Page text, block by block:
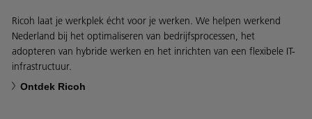
Ricoh laat je werkplek écht voor je werken. We helpen werkend
Nederland bij het optimaliseren van bedrijfsprocessen, het
adopteren van hybride werken en het inrichten van een flexibele IT-
infrastructuur.
Ontdek Ricoh